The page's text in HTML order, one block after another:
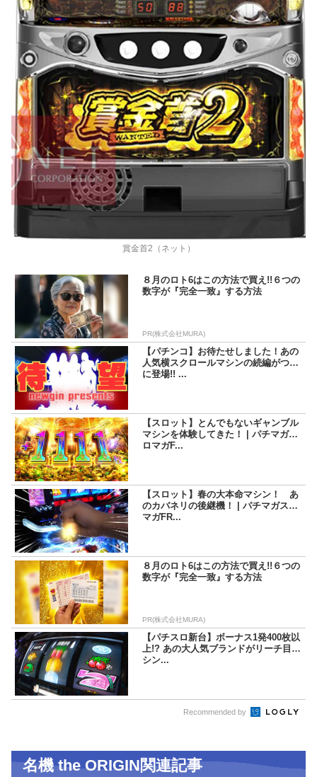
賞金首2（ネット）
８月のロト6はこの方法で買え!!６つの
数字が『完全一致』する方法
PR(株式会社MURA)
【パチンコ】お待たせしました！あの
人気横スクロールマシンの続編がつい
に登場!! ...
【スロット】とんでもないギャンブル
マシンを体験してきた！ | パチマガス
ロマガF...
【スロット】春の大本命マシン！ あ
のカバネリの後継機！ | パチマガスロ
マガFR...
８月のロト6はこの方法で買え!!６つの
数字が『完全一致』する方法
PR(株式会社MURA)
【パチスロ新台】ボーナス1発400枚以
上!? あの大人気ブランドがリーチ目マ
シン...
Recommended by
名機 the ORIGIN関連記事